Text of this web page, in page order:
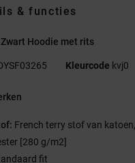
& functies
Hoodie met rits
Kleurcode kvj0
French terry stof van
[280 g/m2]
fit